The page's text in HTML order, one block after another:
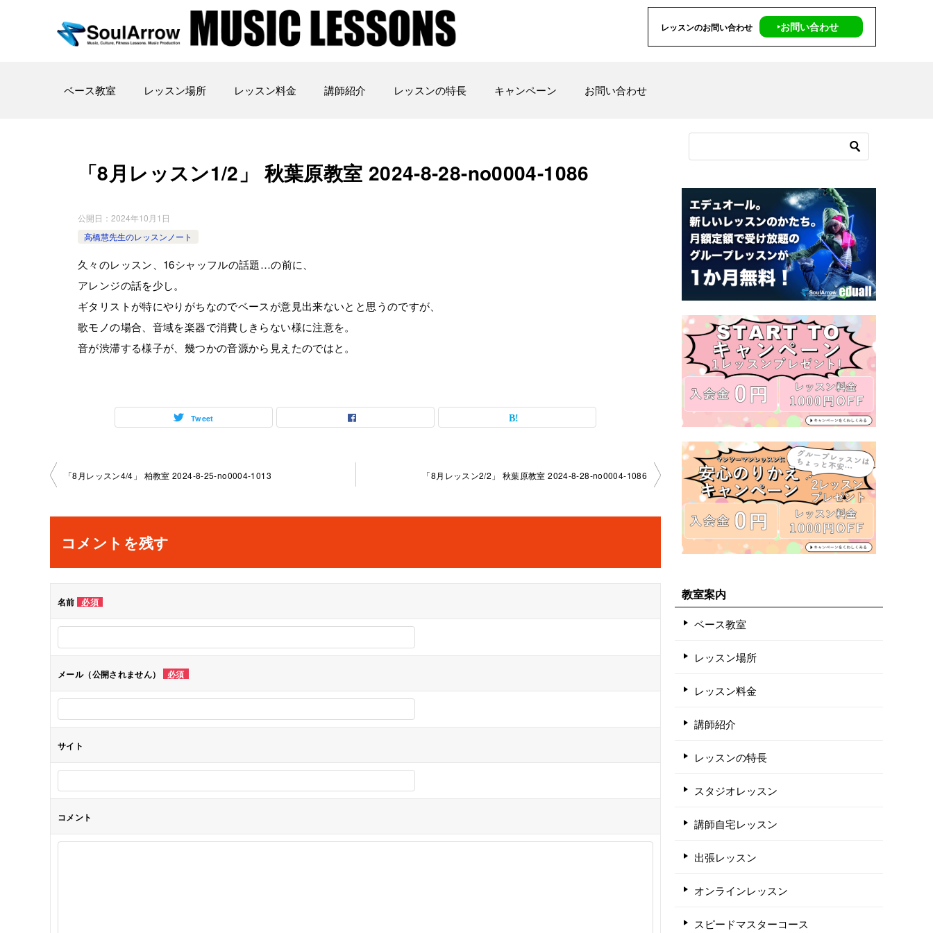
レッスンのお問い合わせ ‣お問い合わせ
ベース教室 レッスン場所 レッスン料金 講師紹介 レッスンの特長 キャンペーン お問い合わせ
「8月レッスン1/2」 秋葉原教室 2024-8-28-no0004-1086
公開日： 2024年10月1日
高橋慧先生のレッスンノート
久々のレッスン、16シャッフルの話題…の前に、
アレンジの話を少し。
ギタリストが特にやりがちなのでベースが意見出来ないとと思うのですが、
歌モノの場合、音域を楽器で消費しきらない様に注意を。
音が渋滞する様子が、幾つかの音源から見えたのではと。
Tweet
投
ナ
ビ
ゲ
ー
シ
ョ
「8月レッスン4/4」 柏教室 2024-8-25-no0004-1013 「8月レッスン2/2」 秋葉原教室 2024-8-28-no0004-1086
コメントを残す
名前 必須
メール（公開されません） 必須
サイト
コメント
教室案内
ベース教室
レッスン場所
レッスン料金
講師紹介
レッスンの特長
スタジオレッスン
講師自宅レッスン
出張レッスン
オンラインレッスン
スピードマスターコース